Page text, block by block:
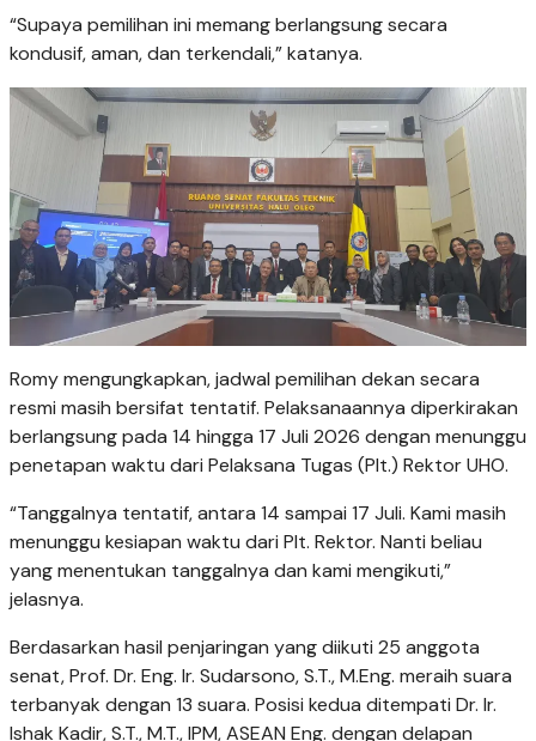
“Supaya pemilihan ini memang berlangsung secara
kondusif, aman, dan terkendali,” katanya.
Romy mengungkapkan, jadwal pemilihan dekan secara
resmi masih bersifat tentatif. Pelaksanaannya diperkirakan
berlangsung pada 14 hingga 17 Juli 2026 dengan menunggu
penetapan waktu dari Pelaksana Tugas (Plt.) Rektor UHO.
“Tanggalnya tentatif, antara 14 sampai 17 Juli. Kami masih
menunggu kesiapan waktu dari Plt. Rektor. Nanti beliau
yang menentukan tanggalnya dan kami mengikuti,”
jelasnya.
Berdasarkan hasil penjaringan yang diikuti 25 anggota
senat, Prof. Dr. Eng. Ir. Sudarsono, S.T., M.Eng. meraih suara
terbanyak dengan 13 suara. Posisi kedua ditempati Dr. Ir.
Ishak Kadir, S.T., M.T., IPM, ASEAN Eng. dengan delapan